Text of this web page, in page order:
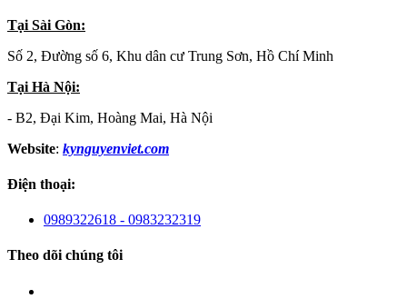
Tại Sài Gòn:
Số 2, Đường số 6, Khu dân cư Trung Sơn, Hồ Chí Minh
Tại Hà Nội:
- B2, Đại Kim, Hoàng Mai, Hà Nội
Website: kynguyenviet.com
Điện thoại:
0989322618 - 0983232319
Theo dõi chúng tôi